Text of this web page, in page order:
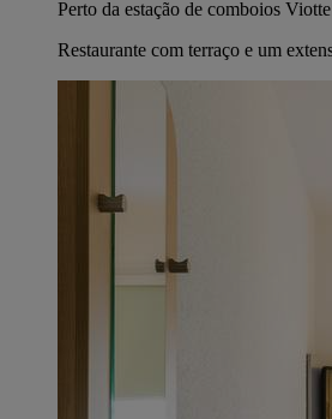
Perto da estação de comboios
Restaurante com terraço e um